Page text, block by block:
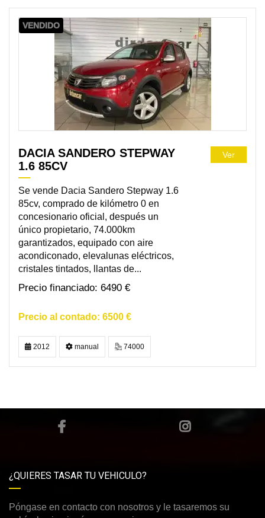
VENDIDO
DACIA SANDERO STEPWAY
1.6 85CV
Se vende Dacia Sandero Stepway 1.6
85cv, comprado de kilómetro 0 en
concesionario oficial, después un
único propietario, 74.000km
garantizados, equipado con aire
acondiconado, elevalunas eléctricos,
cristales tintados, llantas de...
6490 €
6500 €
Ver
2012 manual 74000
¿QUIERES TASAR TU VEHICULO?
Póngase en contacto con nosotros y le tasaremos su